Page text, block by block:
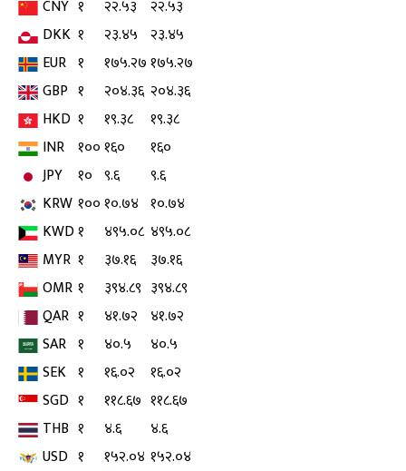
CNY १ २२.५३
२२.५३
DKK १ २३.४५ २३.४५
EUR १ १७५.२७१७५.२७
GBP १ २०४.३६ २०४.३६
HKD १ १९.३८
१९.३८
INR १००१६०
१६०
JPY
१० ९.६
९.६
KRW १००१०.७४ १०.७४
KWD१ ४९५.०८ ४९५.०८
MYR १ ३७.१६
३७.१६
OMR १ ३९४.८९ ३९४.८९
QAR १ ४१.७२ ४१.७२
SAR १ ४०.५
४०.५
SEK १ १६.०२
१६.०२
SGD १ ११८.६७ ११८.६७
THB १ ४.६
४.६
USD १ १५२.०४ १५२.०४